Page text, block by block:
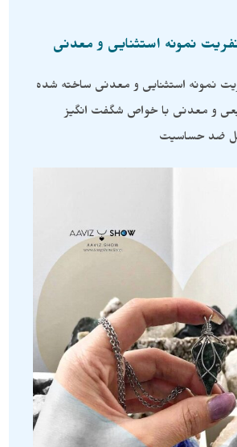
نمونه استثنایی و معدنی
نمونه استثنایی و معدنی ساخته شده
و معدنی با خواص شگفت انگیز
ضد حساسیت